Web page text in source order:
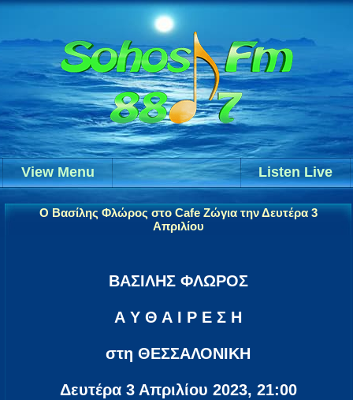
Listen Live
View Menu
Ο Βασίλης Φλώρος στο Cafe Ζώγια την Δευτέρα 3
Απριλίου
ΒΑΣΙΛΗΣ ΦΛΩΡΟΣ
Α Υ Θ Α Ι Ρ Ε Σ Η
στη ΘΕΣΣAΛΟΝΙΚΗ
Δευτέρα 3 Απριλίου 2023, 21:00